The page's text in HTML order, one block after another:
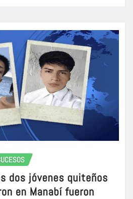
dos jóvenes quiteños
en Manabí fueron